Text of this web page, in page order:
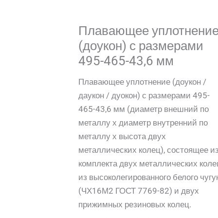
Плавающее
(доукон) с размерами
495-465-43,6 мм
Плавающее уплотнение (доукон /
даукон / дуокон) с размерами 495-
465-43,6 мм (диаметр внешний по
металлу х диаметр внутренний по
металлу х высота двух
металлических колец), состоящее из
комплекта двух металлических
из высоколегированного белого
(ЧХ16М2 ГОСТ 7769-82) и двух
прижимных резиновых колец.